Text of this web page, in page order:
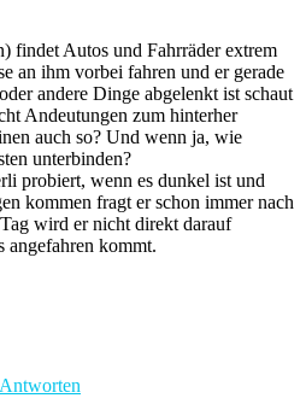
findet Autos und Fahrräder extrem
an ihm vorbei fahren und er gerade
andere Dinge abgelenkt ist schaut
Andeutungen zum hinterher
auch so? Und wenn ja, wie
unterbinden?
probiert, wenn es dunkel ist und
kommen fragt er schon immer nach
wird er nicht direkt darauf
angefahren kommt.
Antworten